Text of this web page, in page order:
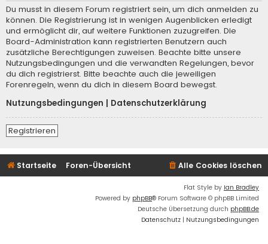
Du musst in diesem Forum registriert sein, um dich anmelden zu
können. Die Registrierung ist in wenigen Augenblicken erledigt
und ermöglicht dir, auf weitere Funktionen zuzugreifen. Die
Board-Administration kann registrierten Benutzern auch
zusätzliche Berechtigungen zuweisen. Beachte bitte unsere
Nutzungsbedingungen und die verwandten Regelungen, bevor
du dich registrierst. Bitte beachte auch die jeweiligen
Forenregeln, wenn du dich in diesem Board bewegst.
Nutzungsbedingungen
Datenschutzerklärung
Registrieren
Startseite Foren-Übersicht Alle Cookies löschen
Flat Style by Ian Bradley
Powered by phpBB® Forum Software © phpBB Limited
Deutsche Übersetzung durch phpBB.de
Datenschutz | Nutzungsbedingungen